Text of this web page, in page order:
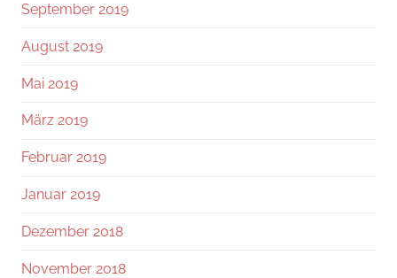
September 2019
August 2019
Mai 2019
März 2019
Februar 2019
Januar 2019
Dezember 2018
November 2018